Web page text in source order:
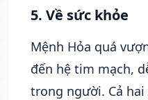
5. Về sức khỏe
Mệnh Hỏa quá
đến hệ tim mạch,
trong người. Cả hai